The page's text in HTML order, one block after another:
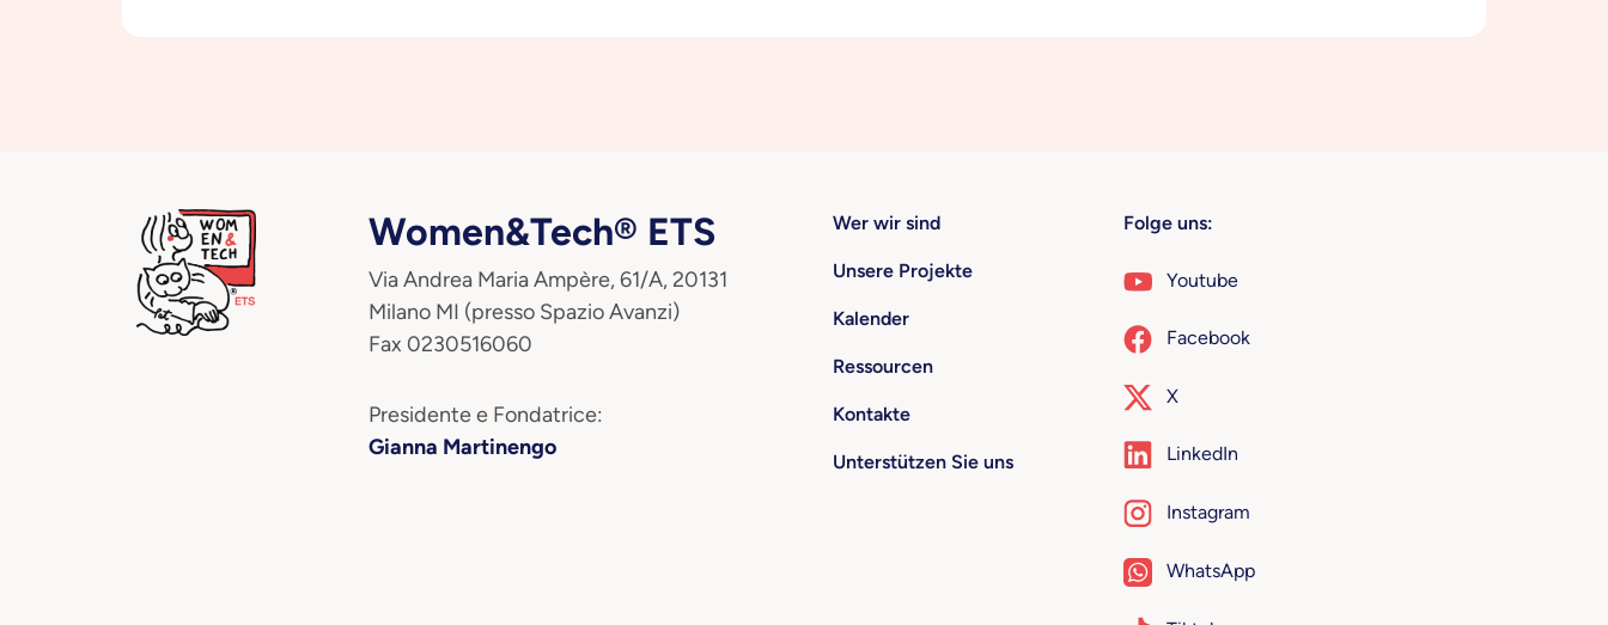
Women&Tech® ETS
Via Andrea Maria Ampère, 61/A, 20131
Milano MI (presso Spazio Avanzi)
Fax 0230516060
Presidente e Fondatrice:
Gianna Martinengo
Wer wir sind
Unsere Projekte
Kalender
Ressourcen
Kontakte
Unterstützen Sie uns
Folge uns:
Youtube
Facebook
X
LinkedIn
Instagram
WhatsApp